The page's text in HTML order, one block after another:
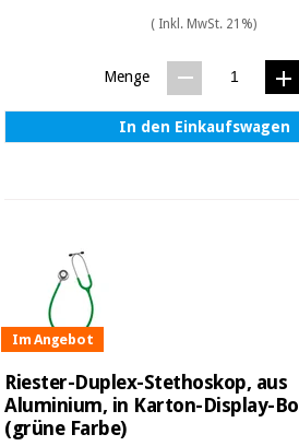
( Inkl. MwSt. 21%)
Menge
In den Einkaufswagen
Im Angebot
Riester-Duplex-Stethoskop, aus
Aluminium, in Karton-Display-
(grüne Farbe)